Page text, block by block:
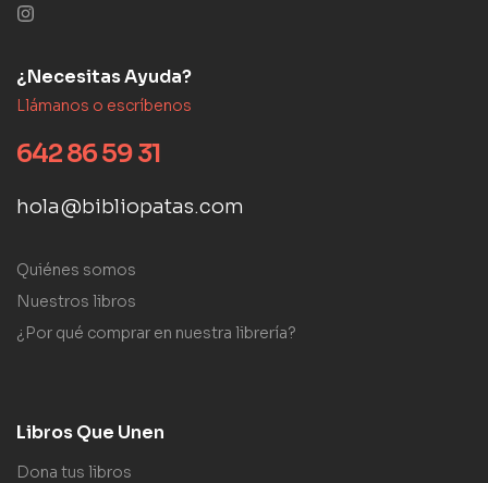
¿Necesitas Ayuda?
Llámanos o escríbenos
642 86 59 31
hola@bibliopatas.com
Quiénes somos
Nuestros libros
¿Por qué comprar en nuestra librería?
Libros Que Unen
Dona tus libros